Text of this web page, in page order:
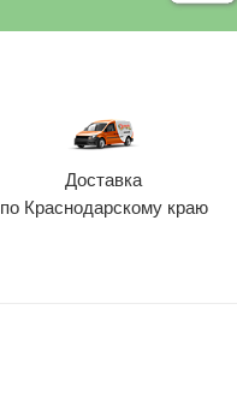
Доставка
по Краснодарскому краю